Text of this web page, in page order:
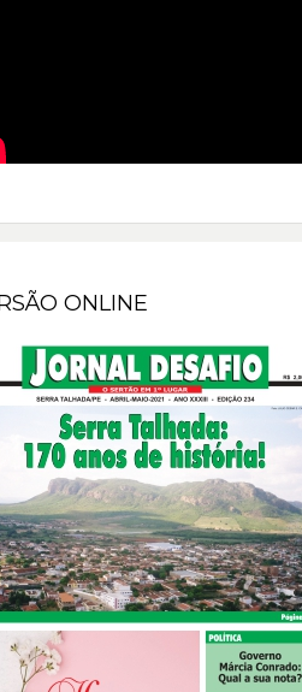
ONLINE